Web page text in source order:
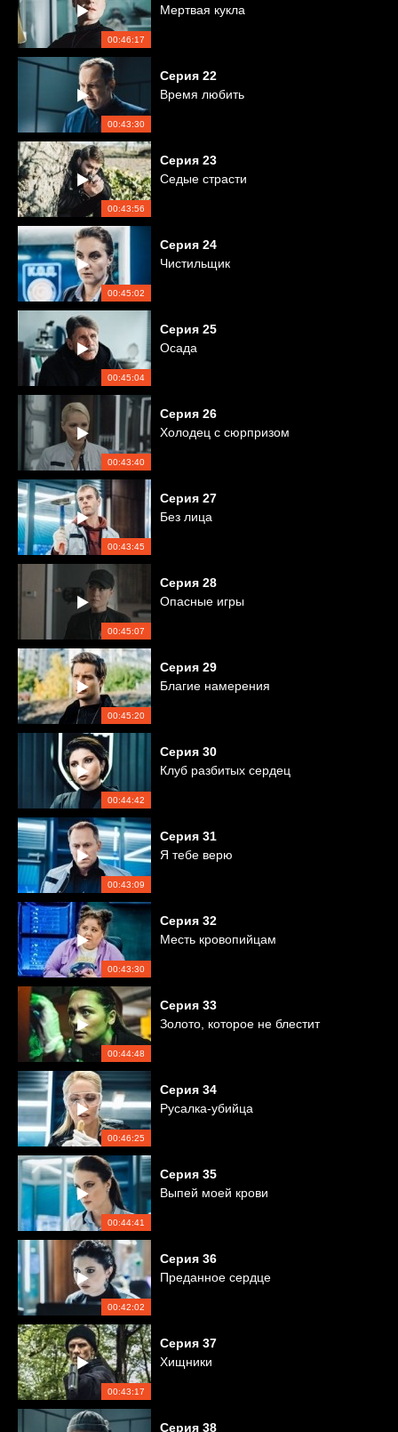
00:46:17
Мертвая кукла
00:43:30
Серия 22
Время любить
00:43:56
Серия 23
Седые страсти
00:45:02
Серия 24
Чистильщик
00:45:04
Серия 25
Осада
00:43:40
Серия 26
Холодец с сюрпризом
00:43:45
Серия 27
Без лица
00:45:07
Серия 28
Опасные игры
00:45:20
Серия 29
Благие намерения
00:44:42
Серия 30
Клуб разбитых сердец
00:43:09
Серия 31
Я тебе верю
00:43:30
Серия 32
Месть кровопийцам
00:44:48
Серия 33
Золото, которое не блестит
00:46:25
Серия 34
Русалка-убийца
00:44:41
Серия 35
Выпей моей крови
00:42:02
Серия 36
Преданное сердце
00:43:17
Серия 37
Хищники
Серия 38